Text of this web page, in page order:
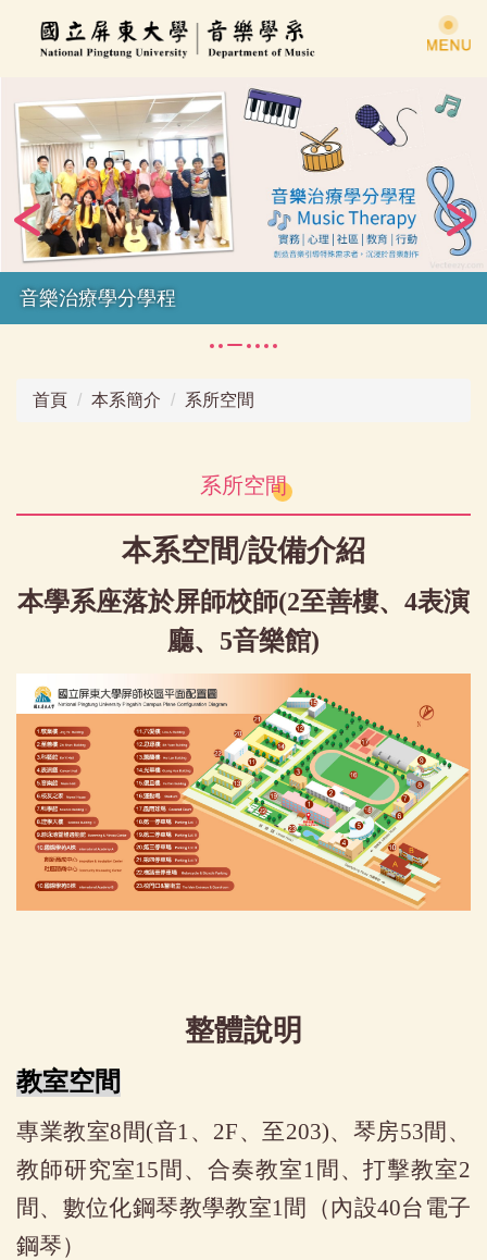
內
容
區
音樂治療學分學程
首頁 本系簡介 系所空間
系所空間
本系空間/設備介紹
本學系座落於屏師校師(2至善樓、4表演
廳、5音樂館)
整體說明
教室空間
專業教室8間(音1、2F、至203)、琴房53間、
教師研究室15間、合奏教室1間、打擊教室2
間、數位化鋼琴教學教室1間（內設40台電子
鋼琴）